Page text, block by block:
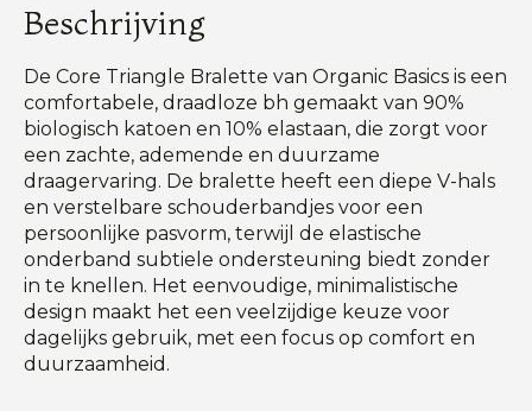
Beschrijving
De Core Triangle Bralette van Organic Basics is een
comfortabele, draadloze bh gemaakt van 90%
biologisch katoen en 10% elastaan, die zorgt voor
een zachte, ademende en duurzame
draagervaring. De bralette heeft een diepe V-hals
en verstelbare schouderbandjes voor een
persoonlijke pasvorm, terwijl de elastische
onderband subtiele ondersteuning biedt zonder
in te knellen. Het eenvoudige, minimalistische
design maakt het een veelzijdige keuze voor
dagelijks gebruik, met een focus op comfort en
duurzaamheid.